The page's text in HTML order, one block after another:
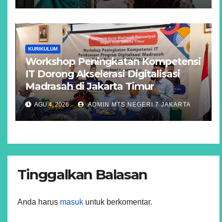
KURIKULUM
Workshop Peningkatan Kompetensi
IT Dorong Akselerasi Digitalisasi
Madrasah di Jakarta Timur
AGU 4, 2026 ADMIN MTS NEGERI 7 JAKARTA
Tinggalkan Balasan
Anda harus masuk untuk berkomentar.